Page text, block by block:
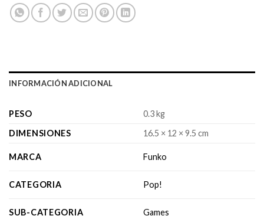
INFORMACIÓN ADICIONAL
PESO
0.3 kg
DIMENSIONES
16.5 × 12 × 9.5 cm
MARCA Funko
CATEGORIA Pop!
SUB-CATEGORIA Games